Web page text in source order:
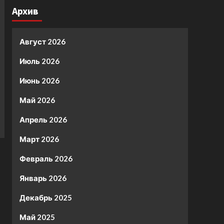
Архив
Август 2026
Июль 2026
Июнь 2026
Май 2026
Апрель 2026
Март 2026
Февраль 2026
Январь 2026
Декабрь 2025
Май 2025